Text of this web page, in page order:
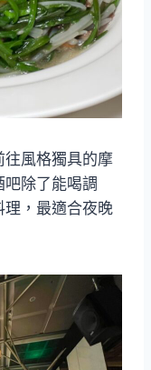
往風格獨具的摩
除了能喝調
理，最適合夜晚